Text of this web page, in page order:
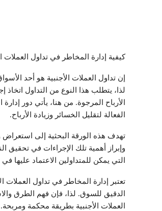
كيفية إدارة المخاطر في تداول العملات
إن تداول العملات الأجنبية هو أحد
لذا، يتطلب هذا النوع من التداول
الأرباح المرجوة. من هنا، يأتي دور
الفعالة لتقليل الخسائر وزيادة الأرباح.
تهدف هذه الورقة البحثية إلى استعراض
وإبراز أهمية تلك الإجراءات في تحقيق
التي يمكن للمتداولين الاعتماد عليها
تعتبر إدارة المخاطر في تداول العملات
الدقيق للسوق. لذا، فإن فهم الطرق
العملات الأجنبية بطريقة محكمة ومربحة.